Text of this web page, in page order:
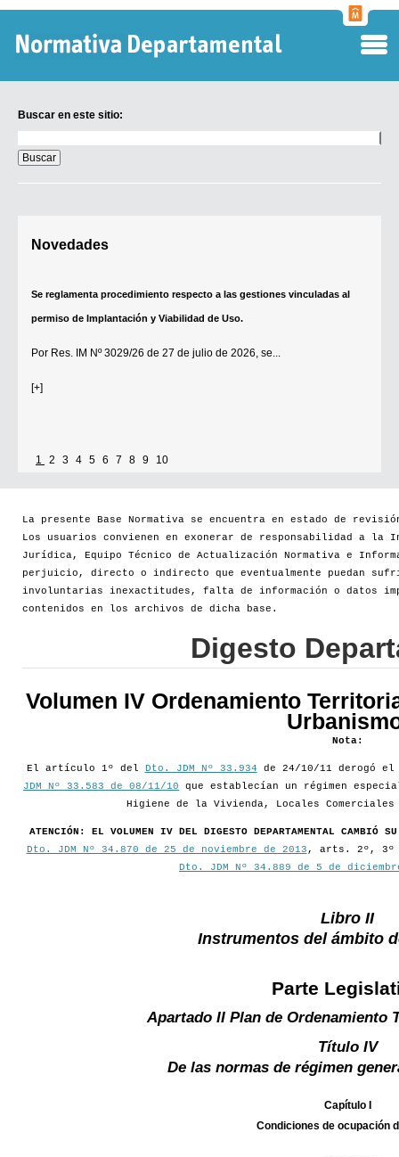
Buscar en este sitio:
en
este
sitio:
Novedades
Se reglamenta procedimiento respecto a las gestiones vinculadas al
permiso de Implantación y Viabilidad de Uso.
Por Res. IM Nº 3029/26 de 27 de julio de 2026, se...
[+]
Se establece que estarán exonerados del pago de tasas y sellados los
Por...
[+]
1 2 3 4 5 6 7 8 9 10
La presente Base Normativa se encuentra en estado de
Los usuarios convienen en exonerar de responsabilidad a la
Jurídica, Equipo Técnico de Actualización Normativa e
perjuicio, directo o indirecto que eventualmente puedan
involuntarias inexactitudes, falta de información o datos
contenidos en los archivos de dicha base.
Digesto
Volumen IV Ordenamiento
Nota:
El artículo 1º del Dto. JDM Nº 33.934 de 24/10/11 derogó
JDM Nº 33.583 de 08/11/10 que establecían un régimen
Higiene de la Vivienda, Locales
ATENCIÓN: EL VOLUMEN IV DEL DIGESTO DEPARTAMENTAL CAMBIÓ
Dto. JDM Nº 34.870 de 25 de noviembre de 2013 , arts. 2º, 3º
Dto. JDM Nº 34.889 de 5 de
Libro II
Instrumentos del ámbito
Parte
Apartado II Plan de Ordenamiento
Título IV
De las normas de régimen
Capítulo I
Condiciones de ocupación